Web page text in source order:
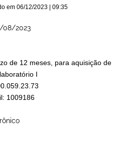
em 06/12/2023 | 09:35
08/2023
de 12 meses, para aquisição de
I
1009186